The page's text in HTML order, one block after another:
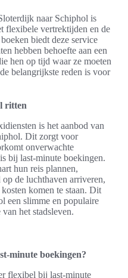
naar Schiphol is
flexibele vertrektijden en de
biedt deze service
hebben behoefte aan een
hen op tijd waar ze moeten
belangrijkste reden is voor
ritten
is het aanbod van
Dit zorgt voor
onverwachte
bij last-minute boekingen.
hun reis plannen,
de luchthaven arriveren,
komen te staan. Dit
een slimme en populaire
het stadsleven.
minute boekingen?
flexibel bij last-minute